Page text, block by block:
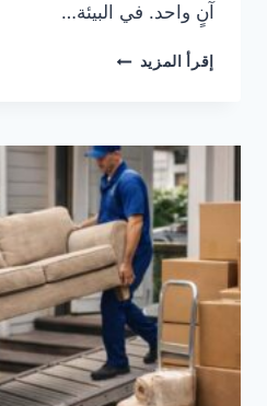
آنٍ واحد. في البيئة…
إقرأ المزيد تغليف
من
إدارة
نقل
الأثاث
داخل
المدن
الكبرى